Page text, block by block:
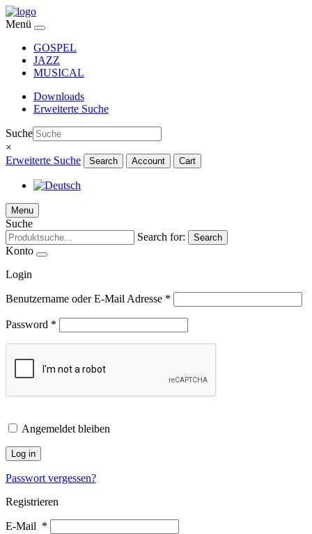
Menü
GOSPEL
JAZZ
MUSICAL
Downloads
Erweiterte Suche
Suche
×
Erweiterte Suche
Search Account Cart
Menu
Suche
Search for:
Search
Konto
Login
Benutzername oder E-Mail Adresse *
Password *
Angemeldet bleiben
Log in
Passwort vergessen?
Registrieren
E-Mail *